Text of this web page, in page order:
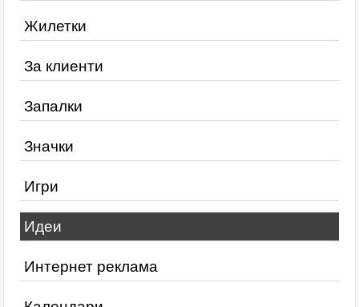
Жилетки
За клиенти
Запалки
Значки
Игри
Идеи
Интернет реклама